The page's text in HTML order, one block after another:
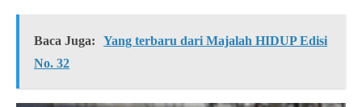
Baca Juga:
Yang terbaru dari Majalah HIDUP Edisi
No. 32